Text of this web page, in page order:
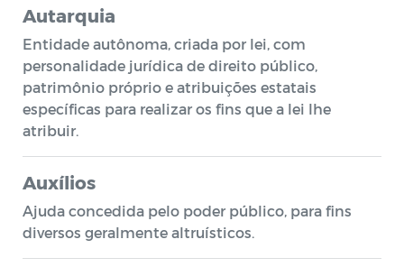
Autarquia
Entidade autônoma, criada por lei, com
personalidade jurídica de direito público,
patrimônio próprio e atribuições estatais
específicas para realizar os fins que a lei lhe
atribuir.
Auxílios
Ajuda concedida pelo poder público, para fins
diversos geralmente altruísticos.